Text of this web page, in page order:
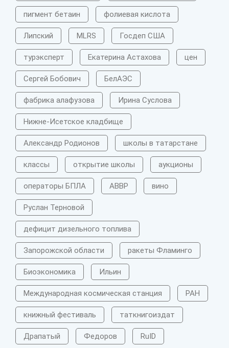
пигмент бетаин фолиевая кислота
Липский MLRS Госдеп США
турэксперт Екатерина Астахова цен
Сергей Бобович БелАЭС
фабрика алафузова Ирина Суслова
Нижне-Исетское кладбище
Александр Родионов школы в татарстане
классы открытие школы аукционы
операторы БПЛА АВВР вино
Руслан Терновой
дефицит дизельного топлива
Запорожской области ракеты Фламинго
Биоэкономика Ильин
Международная космическая станция РАН
книжный фестиваль таткнигоиздат
Драпатый Федоров RuID